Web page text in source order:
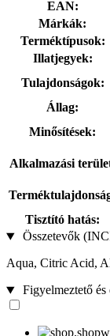
EAN:
Márkák:
Terméktípusok:
Illatjegyek:
Tulajdonságok:
Állag:
Minősítések:
Alkalmazási
Tisztító hatás:
Összetevők
Aqua, Citric Acid,
Figyelmeztető